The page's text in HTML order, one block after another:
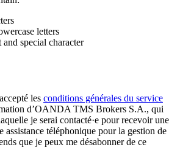
letters
special character
les conditions générales du service
d’OANDA TMS Brokers S.A., qui
je serai contacté·e pour recevoir une
assistance téléphonique pour la gestion de
que je peux me désabonner de ce